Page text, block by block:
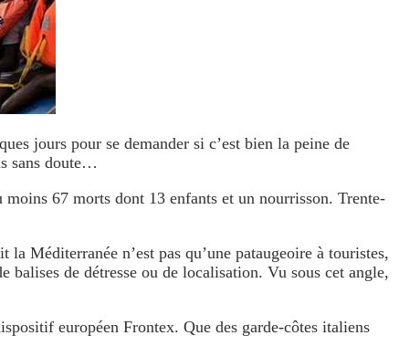
jours pour se demander si c’est bien la peine de
sans doute…
67 morts dont 13 enfants et un nourrisson. Trente-
Méditerranée n’est pas qu’une pataugeoire à touristes,
balises de détresse ou de localisation. Vu sous cet angle,
européen Frontex. Que des garde-côtes italiens